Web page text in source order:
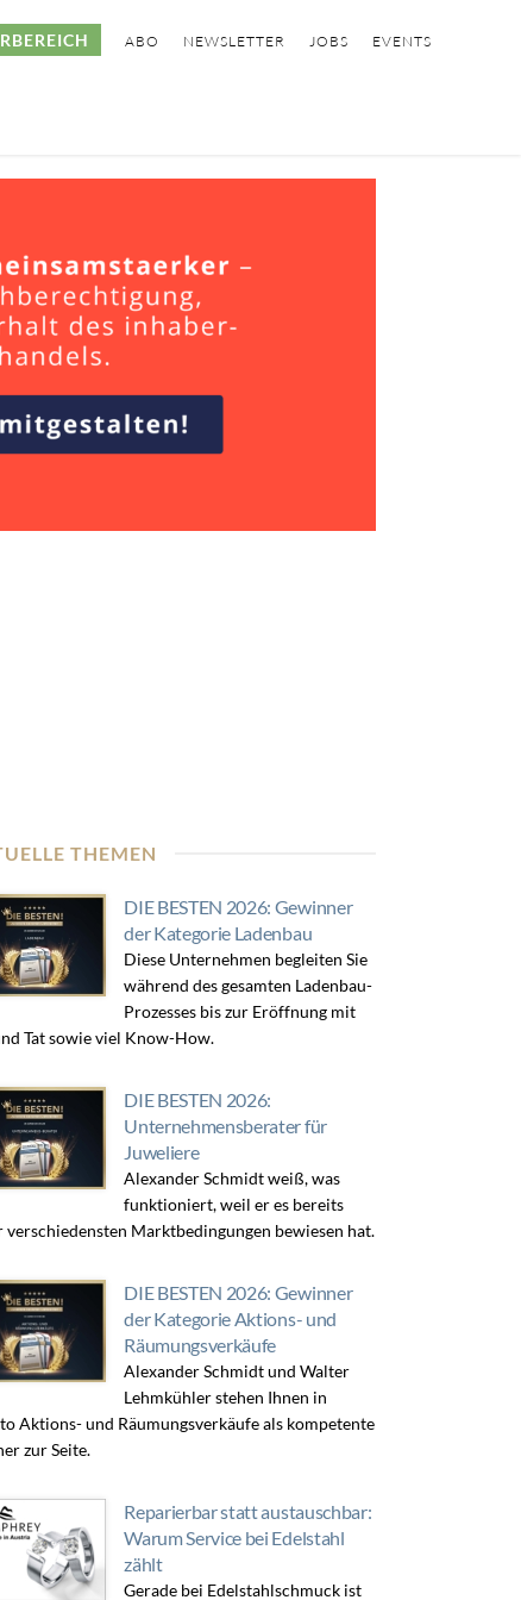
ABO NEWSLETTER JOBS EVENTS
THEMEN
DIE BESTEN 2026: Gewinner
der Kategorie Ladenbau
Diese Unternehmen begleiten Sie
während des gesamten Ladenbau-
Prozesses bis zur Eröffnung mit
Tat sowie viel Know-How.
DIE BESTEN 2026:
Unternehmensberater für
Juweliere
Alexander Schmidt weiß, was
funktioniert, weil er es bereits
verschiedensten Marktbedingungen bewiesen hat.
DIE BESTEN 2026: Gewinner
der Kategorie Aktions- und
Räumungsverkäufe
Alexander Schmidt und Walter
Lehmkühler stehen Ihnen in
Aktions- und Räumungsverkäufe als kompetente
zur Seite.
Reparierbar statt austauschbar:
Warum Service bei Edelstahl
zählt
Gerade bei Edelstahlschmuck ist